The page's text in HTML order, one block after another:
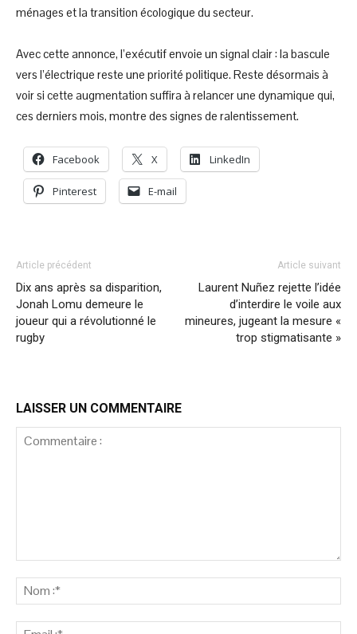
ménages et la transition écologique du secteur.
Avec cette annonce, l’exécutif envoie un signal clair : la bascule
vers l’électrique reste une priorité politique. Reste désormais à
voir si cette augmentation suffira à relancer une dynamique qui,
ces derniers mois, montre des signes de ralentissement.
Facebook X LinkedIn
Pinterest E-mail
Article précédent
Dix ans après sa disparition,
Jonah Lomu demeure le
joueur qui a révolutionné le
rugby
Article suivant
Laurent Nuñez rejette l’idée
d’interdire le voile aux
mineures, jugeant la mesure «
trop stigmatisante »
LAISSER UN COMMENTAIRE